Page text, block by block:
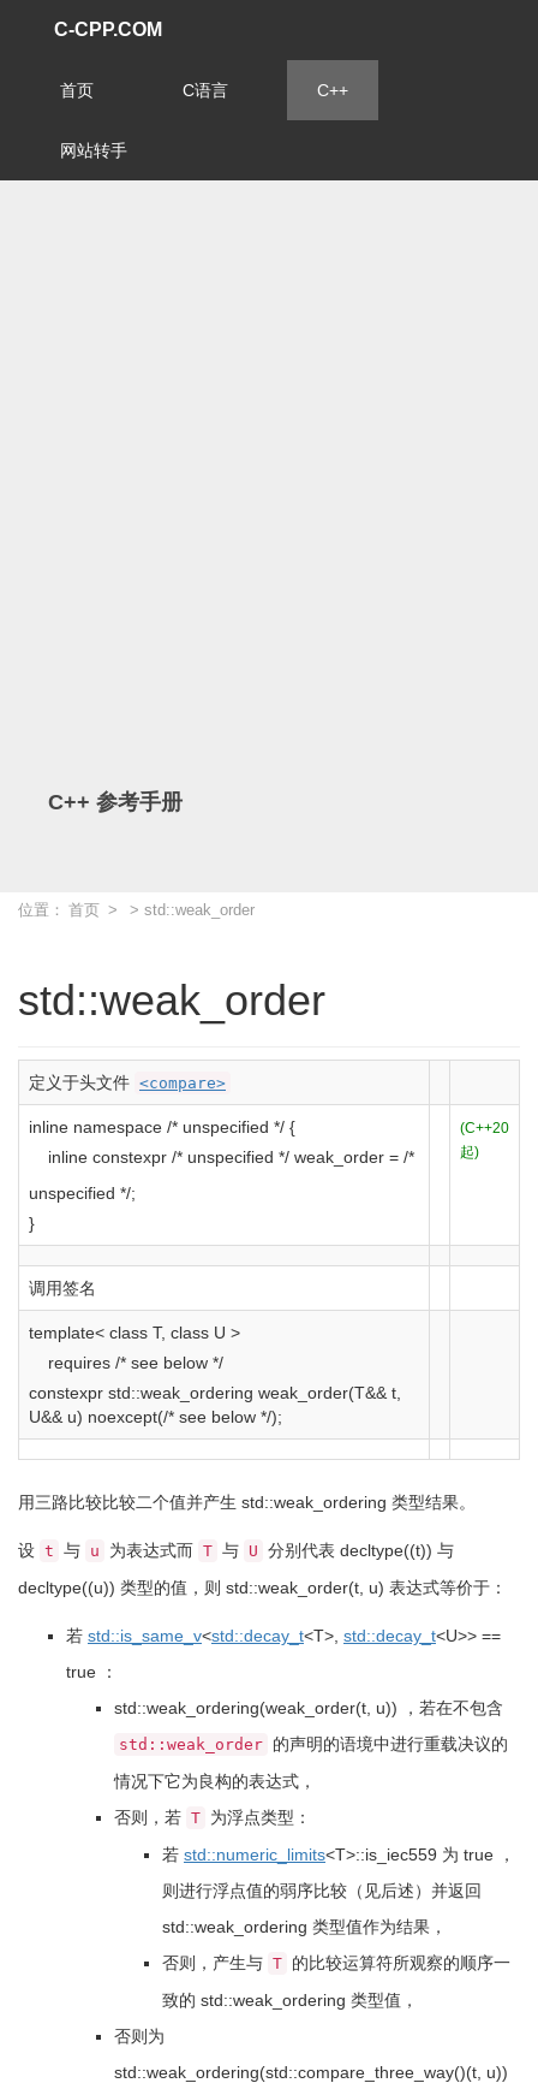
C-CPP.COM
首页 C语言 C++
网站转手
C++ 参考手册
位置： 首页 > > std::weak_order
std::weak_order
定义于头文件 <compare>
inline namespace /* unspecified */ {
inline constexpr /* unspecified */ weak_order = /*
unspecified */;
}
(C++20
起)
调用签名
template< class T, class U >
requires /* see below */
constexpr std::weak_ordering weak_order(T&& t,
U&& u) noexcept(/* see below */);
用三路比较比较二个值并产生 std::weak_ordering 类型结果。
设 t 与 u 为表达式而 T 与 U 分别代表 decltype((t)) 与
decltype((u)) 类型的值，则 std::weak_order(t, u) 表达式等价于：
若 std::is_same_v<std::decay_t<T> std::decay_t<U>> ==
true ：
std::weak_ordering(weak_order(t, u)) ，若在不包含
std​::​weak_order 的声明的语境中进行重载决议的
情况下它为良构的表达式，
否则，若 T 为浮点类型：
若 std::numeric_limits<T>::is_iec559 为 true ，
则进行浮点值的弱序比较（见后述）并返回
std::weak_ordering 类型值作为结果，
否则，产生与 T 的比较运算符所观察的顺序一
致的 std::weak_ordering 类型值，
否则为
std::weak_ordering(std::compare_three_way()(t, u))